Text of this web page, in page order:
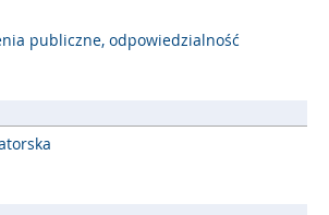
publiczne, odpowiedzialność